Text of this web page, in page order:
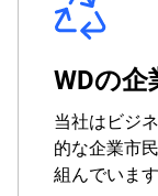
WDの企
当社はビジ
的な企業市
組んでいます